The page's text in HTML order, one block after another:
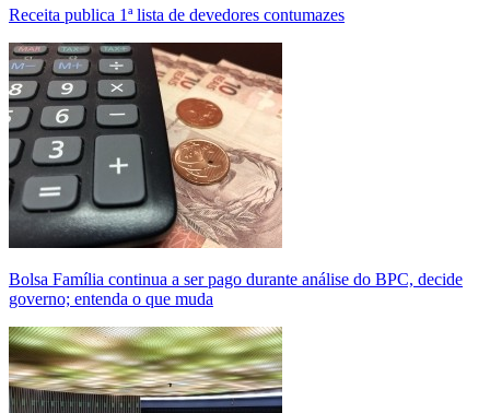
Receita publica 1ª lista de devedores contumazes
Bolsa Família continua a ser pago durante análise do BPC, decide
governo; entenda o que muda